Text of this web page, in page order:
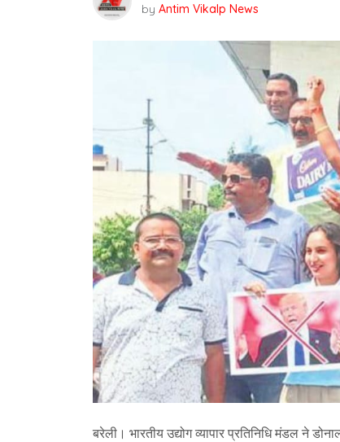
by Antim Vikalp News
बरेली। भारतीय उद्योग व्यापार प्रतिनिधि मंडल ने